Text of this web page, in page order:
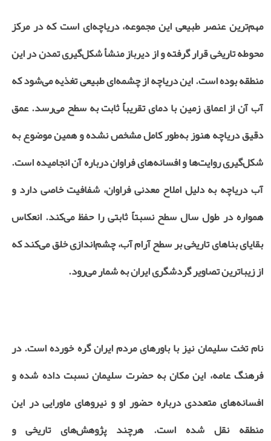
مهم‌ترین عنصر طبیعی این مجموعه، دریاچه‌ای است که در مرکز
محوطه تاریخی قرار گرفته و از دیرباز منشأ شکل‌گیری تمدن در این
منطقه بوده است. این دریاچه از چشمه‌ای طبیعی تغذیه می‌شود که
آب آن از اعماق زمین با دمای تقریباً ثابت به سطح می‌رسد. عمق
دقیق دریاچه هنوز به‌طور کامل مشخص نشده و همین موضوع به
شکل‌گیری روایت‌ها و افسانه‌های فراوان درباره آن انجامیده است.
آب دریاچه به دلیل املاح معدنی فراوان، شفافیت خاصی دارد و
همواره در طول سال سطح نسبتاً ثابتی را حفظ می‌کند. انعکاس
بقایای بناهای تاریخی بر سطح آرام آب، چشم‌اندازی خلق می‌کند که
از زیباترین تصاویر گردشگری ایران به شمار می‌رود.
نام تخت سلیمان نیز با باورهای مردم ایران گره خورده است. در
فرهنگ عامه، این مکان به حضرت سلیمان نسبت داده شده و
افسانه‌های متعددی درباره حضور او و نیروهای ماورایی در این
منطقه نقل شده است. هرچند پژوهش‌های تاریخی و